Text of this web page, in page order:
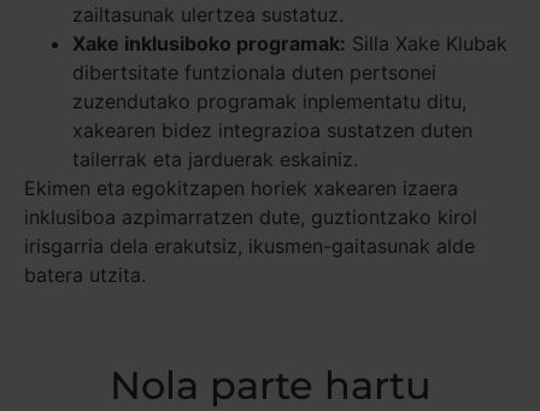
zailtasunak ulertzea sustatuz.
Xake inklusiboko programak: Silla Xake Klubak
dibertsitate funtzionala duten pertsonei
zuzendutako programak inplementatu ditu,
xakearen bidez integrazioa sustatzen duten
tailerrak eta jarduerak eskainiz.
Ekimen eta egokitzapen horiek xakearen izaera
inklusiboa azpimarratzen dute, guztiontzako kirol
irisgarria dela erakutsiz, ikusmen-gaitasunak alde
batera utzita.
Nola parte hartu